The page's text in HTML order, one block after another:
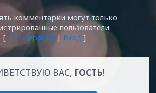
комментарии могут только
пользователи.
[ Регистрация | Вход ]
ВАС, ГОСТЬ!